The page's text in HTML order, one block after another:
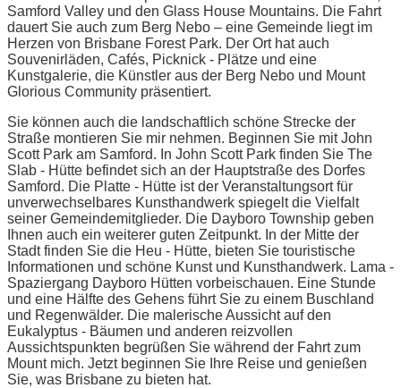
Samford Valley und den Glass House Mountains. Die Fahrt
dauert Sie auch zum Berg Nebo – eine Gemeinde liegt im
Herzen von Brisbane Forest Park. Der Ort hat auch
Souvenirläden, Cafés, Picknick - Plätze und eine
Kunstgalerie, die Künstler aus der Berg Nebo und Mount
Glorious Community präsentiert.
Sie können auch die landschaftlich schöne Strecke der
Straße montieren Sie mir nehmen. Beginnen Sie mit John
Scott Park am Samford. In John Scott Park finden Sie The
Slab - Hütte befindet sich an der Hauptstraße des Dorfes
Samford. Die Platte - Hütte ist der Veranstaltungsort für
unverwechselbares Kunsthandwerk spiegelt die Vielfalt
seiner Gemeindemitglieder. Die Dayboro Township geben
Ihnen auch ein weiterer guten Zeitpunkt. In der Mitte der
Stadt finden Sie die Heu - Hütte, bieten Sie touristische
Informationen und schöne Kunst und Kunsthandwerk. Lama -
Spaziergang Dayboro Hütten vorbeischauen. Eine Stunde
und eine Hälfte des Gehens führt Sie zu einem Buschland
und Regenwälder. Die malerische Aussicht auf den
Eukalyptus - Bäumen und anderen reizvollen
Aussichtspunkten begrüßen Sie während der Fahrt zum
Mount mich. Jetzt beginnen Sie Ihre Reise und genießen
Sie, was Brisbane zu bieten hat.